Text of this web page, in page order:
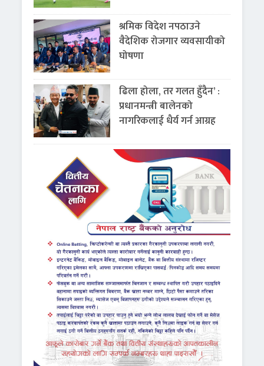
श्रमिक विदेश नपठाउने
वैदेशिक रोजगार व्यवसायीको
घोषणा
ढिला होला, तर गलत हुँदैन’ :
प्रधानमन्त्री बालेनको
नागरिकलाई धैर्य गर्न आग्रह